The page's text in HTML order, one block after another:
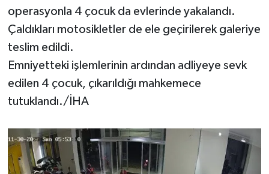
operasyonla 4 çocuk da evlerinde yakalandı.
Çaldıkları motosikletler de ele geçirilerek galeriye
teslim edildi.
Emniyetteki işlemlerinin ardından adliyeye sevk
edilen 4 çocuk, çıkarıldığı mahkemece
tutuklandı./İHA